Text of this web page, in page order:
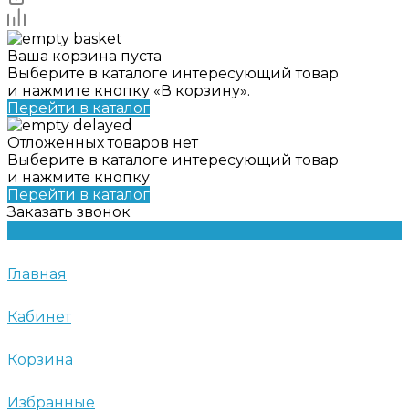
Ваша корзина пуста
Выберите в каталоге интересующий товар
и нажмите кнопку «В корзину».
Перейти в каталог
Отложенных товаров нет
Выберите в каталоге интересующий товар
и нажмите кнопку
Перейти в каталог
Заказать звонок
Главная
Кабинет
Корзина
Избранные